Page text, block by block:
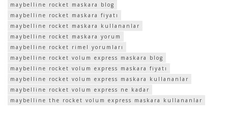
maybelline rocket maskara blog
maybelline rocket maskara fiyatı
maybelline rocket maskara kullananlar
maybelline rocket maskara yorum
maybelline rocket rimel yorumları
maybelline rocket volum express maskara blog
maybelline rocket volum express maskara fiyatı
maybelline rocket volum express maskara kullananlar
maybelline rocket volum express ne kadar
maybelline the rocket volum express maskara kullananlar